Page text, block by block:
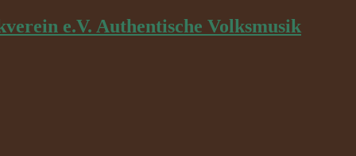
e.V. Authentische Volksmusik